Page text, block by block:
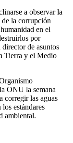
a observar la
la corrupción
en el
por
de asuntos
Tierra y el Medio
ONU la semana
corregir las aguas
estándares
ambiental.